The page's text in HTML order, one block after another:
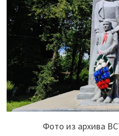
Фото из архива